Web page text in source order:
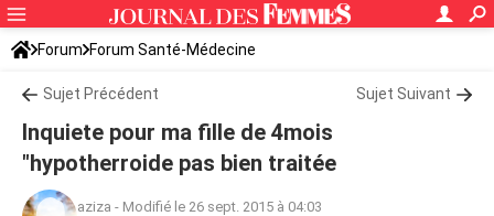
Forum Forum Santé-Médecine
Symptômes et maladies courantes
Sujet Précédent Sujet Suivant
Inquiete pour ma fille de 4mois
"hypotherroide pas bien traitée
aziza - Modifié le 26 sept. 2015 à 04:03